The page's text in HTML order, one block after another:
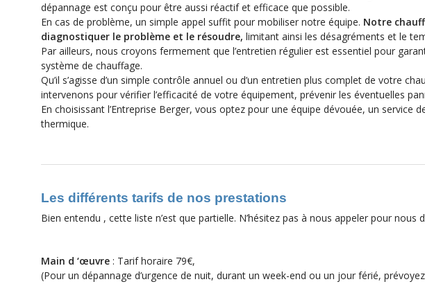
dépannage est conçu pour être aussi réactif et efficace que possible.
En cas de problème, un simple appel suffit pour mobiliser notre équipe. Notre
diagnostiquer le problème et le résoudre, limitant ainsi les désagréments et le
Par ailleurs, nous croyons fermement que l’entretien régulier est essentiel pour
système de chauffage.
Qu’il s’agisse d’un simple contrôle annuel ou d’un entretien plus complet de votre
intervenons pour vérifier l’efficacité de votre équipement, prévenir les éventuelles
En choisissant l’Entreprise Berger, vous optez pour une équipe dévouée, un
thermique.
Les différents tarifs de nos prestations
Bien entendu , cette liste n’est que partielle. N’hésitez pas à nous appeler pour
Main d ‘œuvre : Tarif horaire 79€,
(Pour un dépannage d’urgence de nuit, durant un week-end ou un jour férié,